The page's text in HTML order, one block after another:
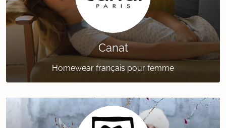
Canat
Homewear français pour femme